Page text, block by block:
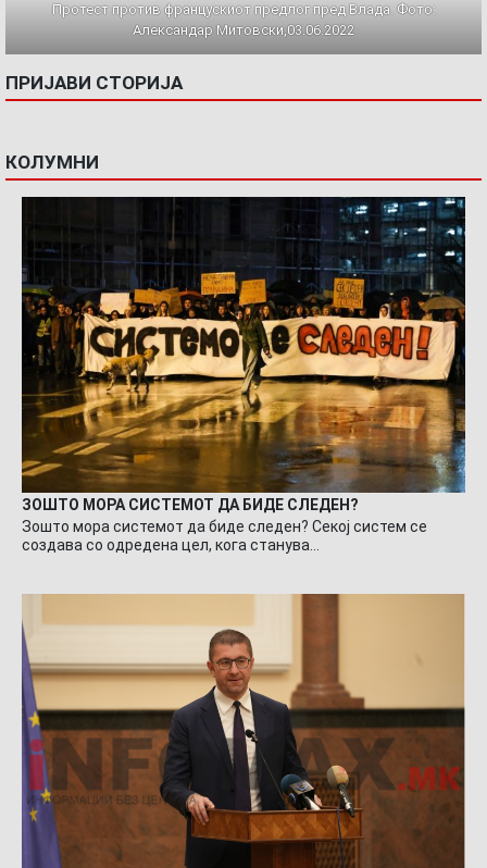
Протест против францускиот предлог пред Влада. Фото:
Александар Митовски,03.06.2022
ПРИЈАВИ СТОРИЈА
КОЛУМНИ
ЗОШТО МОРА СИСТЕМОТ ДА БИДЕ СЛЕДЕН?
Зошто мора системот да биде следен? Секој систем се
создава со одредена цел, кога станува…